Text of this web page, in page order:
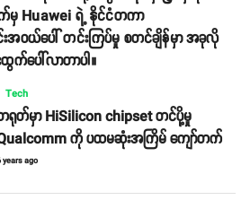
မှ Huawei ရဲ့ နိုင်ငံတကာ
အဝယ်ပေါ် တင်းကြပ်မှု စတင်ချိန်မှာ အခုလို
ထွက်ပေါ်လာတာပါ။
Tech
ရုတ်မှာ HiSilicon chipset တင်ပို့မှု
ကို ပထမဆုံးအကြိမ် ကျော်တက်
years ago